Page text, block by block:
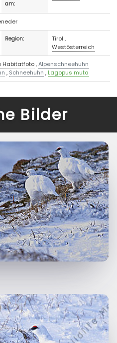
am:
Region: Tirol ,
Westösterreich
Habitatfoto,Alpenschneehuhn
, Schneehuhn , Lagopus muta
Bilder